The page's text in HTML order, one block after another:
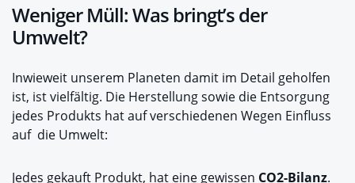
Weniger Müll: Was bringt’s der
Umwelt?
Inwieweit unserem Planeten damit im Detail geholfen
ist, ist vielfältig. Die Herstellung sowie die Entsorgung
jedes Produkts hat auf verschiedenen Wegen Einfluss
auf die Umwelt:
Jedes gekauft Produkt, hat eine gewissen CO2-Bilanz.